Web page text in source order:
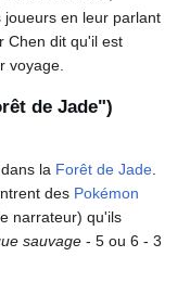
en leur parlant
Chen dit qu'il est
voyage.
de Jade")
la Forêt de Jade.
des Pokémon
narrateur) qu'ils
sauvage - 5 ou 6 - 3